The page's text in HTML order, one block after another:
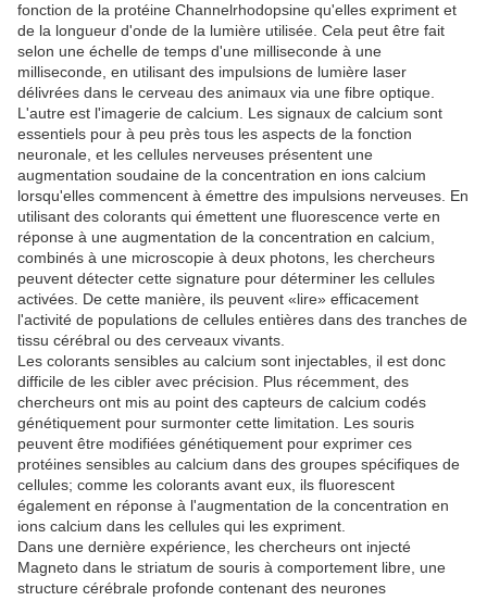
fonction de la protéine Channelrhodopsine qu'elles expriment et
de la longueur d'onde de la lumière utilisée. Cela peut être fait
selon une échelle de temps d'une milliseconde à une
milliseconde, en utilisant des impulsions de lumière laser
délivrées dans le cerveau des animaux via une fibre optique.
L'autre est l'imagerie de calcium. Les signaux de calcium sont
essentiels pour à peu près tous les aspects de la fonction
neuronale, et les cellules nerveuses présentent une
augmentation soudaine de la concentration en ions calcium
lorsqu'elles commencent à émettre des impulsions nerveuses. En
utilisant des colorants qui émettent une fluorescence verte en
réponse à une augmentation de la concentration en calcium,
combinés à une microscopie à deux photons, les chercheurs
peuvent détecter cette signature pour déterminer les cellules
activées. De cette manière, ils peuvent «lire» efficacement
l'activité de populations de cellules entières dans des tranches de
tissu cérébral ou des cerveaux vivants.
Les colorants sensibles au calcium sont injectables, il est donc
difficile de les cibler avec précision. Plus récemment, des
chercheurs ont mis au point des capteurs de calcium codés
génétiquement pour surmonter cette limitation. Les souris
peuvent être modifiées génétiquement pour exprimer ces
protéines sensibles au calcium dans des groupes spécifiques de
cellules; comme les colorants avant eux, ils fluorescent
également en réponse à l'augmentation de la concentration en
ions calcium dans les cellules qui les expriment.
Dans une dernière expérience, les chercheurs ont injecté
Magneto dans le striatum de souris à comportement libre, une
structure cérébrale profonde contenant des neurones